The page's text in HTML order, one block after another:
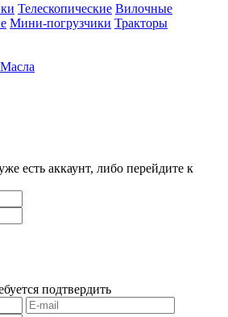
Телескопические Вилочные
Мини-погрузчики Тракторы
Масла
есть аккаунт, либо перейдите к
подтвердить